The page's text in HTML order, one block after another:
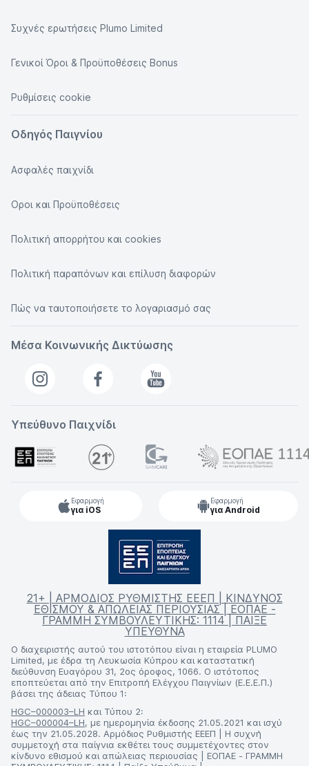
Συχνές ερωτήσεις Plumo Limited
Γενικοί Όροι & Προϋποθέσεις Bonus
Ρυθμίσεις cookie
Οδηγός Παιγνίου
Ασφαλές παιχνίδι
Οροι και Προϋποθέσεις
Πολιτική απορρήτου και cookies
Πολιτική παραπόνων και επίλυση διαφορών
Πώς να ταυτοποιήσετε το λογαριασμό σας
Μέσα Κοινωνικής Δικτύωσης
Υπεύθυνο Παιχνίδι
Εφαρμογή
για iOS
Εφαρμογή
για Android
21+ | ΑΡΜΟΔΙΟΣ ΡΥΘΜΙΣΤΗΣ ΕΕΕΠ | ΚΙΝΔΥΝΟΣ
ΕΘΙΣΜΟΥ & ΑΠΩΛΕΙΑΣ ΠΕΡΙΟΥΣΙΑΣ | ΕΟΠΑΕ -
ΓΡΑΜΜΗ ΣΥΜΒΟΥΛΕΥΤΙΚΗΣ: 1114 | ΠΑΙΞΕ
ΥΠΕΥΘΥΝΑ
Ο διαχειριστής αυτού του ιστοτόπου είναι η εταιρεία PLUMO
Limited, με έδρα τη Λευκωσία Κύπρου και καταστατική
διεύθυνση Ευαγόρου 31, 2ος όροφος, 1066. Ο ιστότοπος
εποπτεύεται από την Επιτροπή Ελέγχου Παιγνίων (Ε.Ε.Ε.Π.)
βάσει της άδειας Τύπου 1:
HGC–000003–LH και Τύπου 2:
HGC–000004–LH, με ημερομηνία έκδοσης 21.05.2021 και ισχύ
έως την 21.05.2028. Αρμόδιος Ρυθμιστής ΕΕΕΠ | Η συχνή
συμμετοχή στα παίγνια εκθέτει τους συμμετέχοντες στον
κίνδυνο εθισμού και απώλειας περιουσίας | ΕΟΠΑΕ - ΓΡΑΜΜΗ